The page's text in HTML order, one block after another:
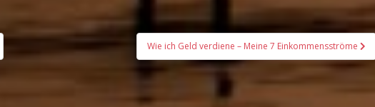
Wie ich Geld verdiene – Meine 7 Einkommensströme